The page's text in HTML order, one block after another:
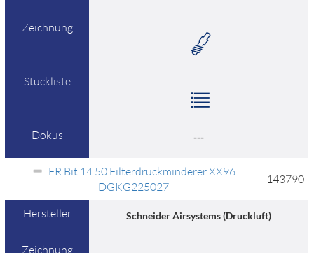
Zeichnung
Stückliste
Dokus ---
FR Bit 14 50 Filterdruckminderer XX96
DGKG225027
143790
Hersteller Schneider Airsystems (Druckluft)
Zeichnung